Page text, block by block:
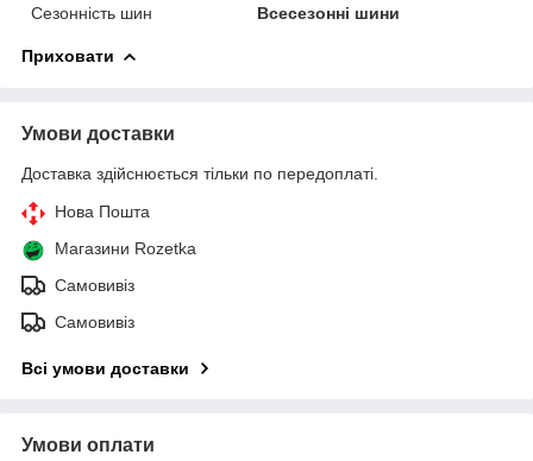
Сезонність шин
Всесезонні шини
Приховати
Умови доставки
Доставка здійснюється тільки по передоплаті.
Нова Пошта
Магазини Rozetka
Самовивіз
Самовивіз
Всі умови доставки
Умови оплати